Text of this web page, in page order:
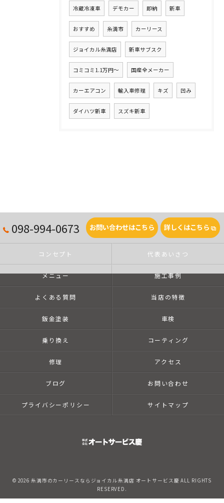
冷蔵冷凍車 デモカー 即納 新車
おすすめ 糸満市 カーリース
ジョイカル糸満店 新車サブスク
コミコミ1.1万円～ 国産全メーカー
カーエアコン 輸入車修理 キズ 凹み
ダイハツ新車 スズキ新車
098-994-0673 お問い合わせはこちら 詳しくはこちら
コンセプト 代表あいさつ
メニュー 施工事例
よくある質問 当店の特徴
鈑金塗装 車検
乗り換え コーティング
修理 アクセス
ブログ お問い合わせ
プライバシーポリシー サイトマップ
© 2026 糸満市のカーリースならジョイカル糸満店 オートサービス慶 ALL RIGHTS
RESERVED.